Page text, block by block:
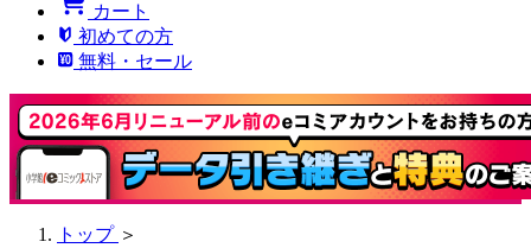
カート
初めての方
無料・セール
トップ ＞